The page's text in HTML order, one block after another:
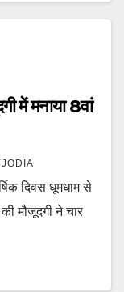
में मनाया 8वां
दिवस धूमधाम से
मौजूदगी ने चार